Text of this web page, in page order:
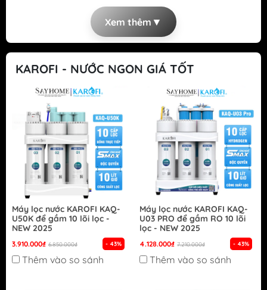
Xem thêm ▼
KAROFI - NƯỚC NGON GIÁ TỐT
Máy lọc nước KAROFI KAQ-
U50K để gầm 10 lõi lọc -
NEW 2025
3.910.000₫ 6.850.000₫ - 43%
Thêm vào so sánh
Máy lọc nước KAROFI KAQ-
U03 PRO để gầm RO 10 lõi
lọc - NEW 2025
4.128.000₫ 7.210.000₫ - 43%
Thêm vào so sánh